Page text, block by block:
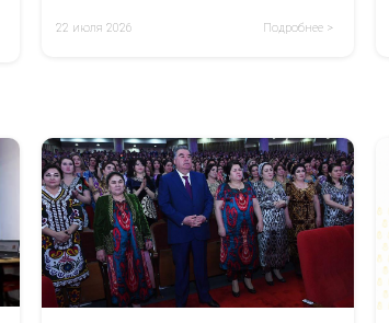
22 июля 2026 Подробнее >